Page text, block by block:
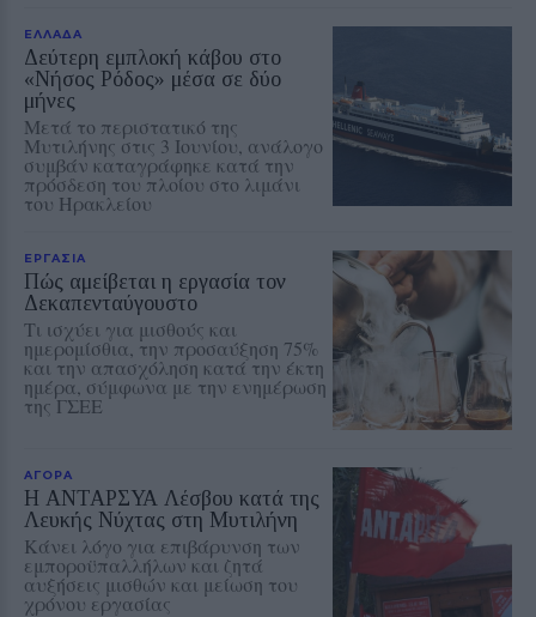
ΕΛΛΑΔΑ
Δεύτερη εμπλοκή κάβου στο
«Νήσος Ρόδος» μέσα σε δύο
μήνες
Μετά το περιστατικό της
Μυτιλήνης στις 3 Ιουνίου, ανάλογο
συμβάν καταγράφηκε κατά την
πρόσδεση του πλοίου στο λιμάνι
του Ηρακλείου
ΕΡΓΑΣΙΑ
Πώς αμείβεται η εργασία τον
Δεκαπενταύγουστο
Τι ισχύει για μισθούς και
ημερομίσθια, την προσαύξηση 75%
και την απασχόληση κατά την έκτη
ημέρα, σύμφωνα με την ενημέρωση
της ΓΣΕΕ
ΑΓΟΡΑ
Η ΑΝΤΑΡΣΥΑ Λέσβου κατά της
Λευκής Νύχτας στη Μυτιλήνη
Κάνει λόγο για επιβάρυνση των
εμποροϋπαλλήλων και ζητά
αυξήσεις μισθών και μείωση του
χρόνου εργασίας